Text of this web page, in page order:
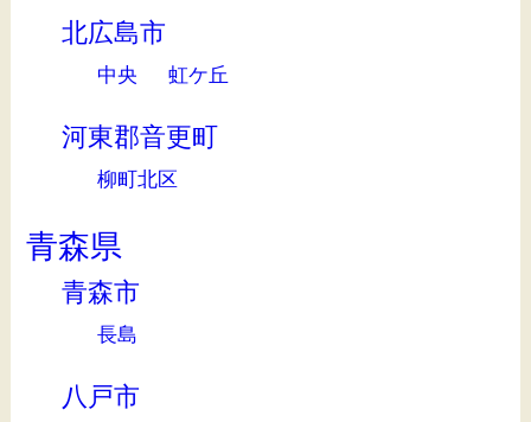
北広島市
中央 虹ケ丘
河東郡音更町
柳町北区
青森県
青森市
長島
八戸市